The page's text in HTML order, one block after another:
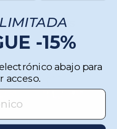
DIAMANTES
-15%
abajo para
acceso.